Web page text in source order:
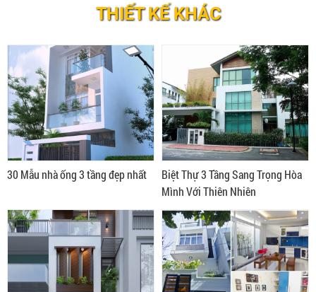
THIẾT KẾ KHÁC
30 Mẫu nhà ống 3 tầng đẹp nhất
Biệt Thự 3 Tầng Sang Trọng Hòa
Mình Với Thiên Nhiên